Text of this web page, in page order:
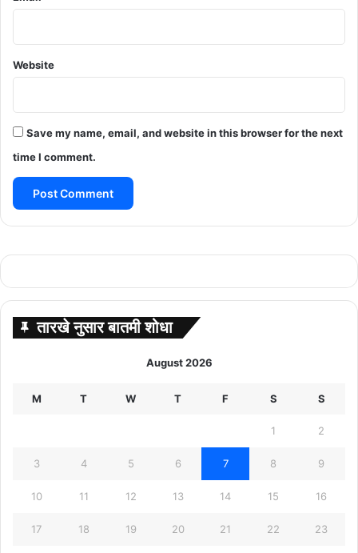
Website
Save my name, email, and website in this browser for the next
time I comment.
तारखे नुसार बातमी शोधा
August 2026
M T W T F S S
1 2
3 4 5 6 7 8 9
10 11 12 13 14 15 16
17 18 19 20 21 22 23